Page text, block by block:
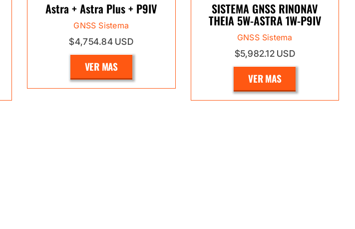
Astra + Astra Plus + P9IV
GNSS Sistema
$4,754.84 USD
VER MAS
SISTEMA GNSS RINONAV
THEIA 5W-ASTRA 1W-P9IV
GNSS Sistema
$5,982.12 USD
VER MAS